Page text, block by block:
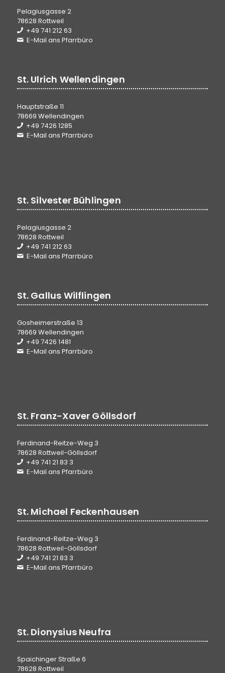
Pelagiusgasse 2
78628 Rottweil
+49 741 212 63
E-Mail ans Pfarrbüro
St. Ulrich Wellendingen
Hauptstraße 11
78669 Wellendingen
+49 7426 1285
E-Mail ans Pfarrbüro
St. Silvester Bühlingen
Pelagiusgasse 2
78628 Rottweil
+49 741 212 63
E-Mail ans Pfarrbüro
St. Gallus Wilflingen
Gosheimerstraße 13
78669 Wellendingen
+49 7426 1481
E-Mail ans Pfarrbüro
St. Franz-Xaver Göllsdorf
Ferdinand-Reitze-Weg 3
78628 Rottweil-Göllsdorf
+49 741 21 83 3
E-Mail ans Pfarrbüro
St. Michael Feckenhausen
Ferdinand-Reitze-Weg 3
78628 Rottweil-Göllsdorf
+49 741 21 83 3
E-Mail ans Pfarrbüro
St. Dionysius Neufra
Spaichinger Straße 6
78628 Rottweil